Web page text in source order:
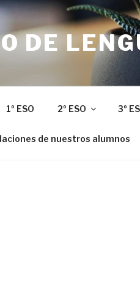
DE
1º ESO 2º ESO 3º
de nuestros alumnos